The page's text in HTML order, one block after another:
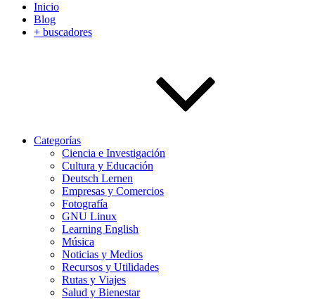
Inicio
Blog
+ buscadores
Categorías
Ciencia e Investigación
Cultura y Educación
Deutsch Lernen
Empresas y Comercios
Fotografía
GNU Linux
Learning English
Música
Noticias y Medios
Recursos y Utilidades
Rutas y Viajes
Salud y Bienestar